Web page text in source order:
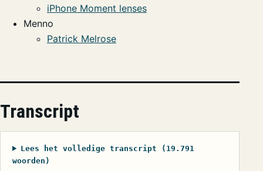
iPhone Moment lenses
Menno
Patrick Melrose
Transcript
Lees het volledige transcript (19.791
woorden)